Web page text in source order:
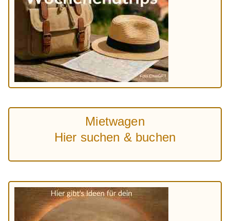
Mietwagen
Hier suchen & buchen